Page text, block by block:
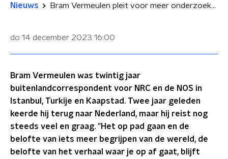
Nieuws Bram Vermeulen pleit voor meer onderzoeksjournalistiek en minder talkshows
do 14 december 2023 16:00
Bram Vermeulen was twintig jaar
buitenlandcorrespondent voor NRC en de NOS in
Istanbul, Turkije en Kaapstad. Twee jaar geleden
keerde hij terug naar Nederland, maar hij reist nog
steeds veel en graag. "Het op pad gaan en de
belofte van iets meer begrijpen van de wereld, de
belofte van het verhaal waar je op af gaat, blijft